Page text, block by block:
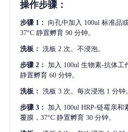
操作步骤：
步骤 1： 向孔中加入 100ul 标准品
37°C 静置孵育 90 分钟。
洗板： 洗板 2 次。不浸泡。
步骤 2： 加入 100ul 生物素-抗体工
静置孵育 60 分钟。
洗板： 洗板 3 次。每次浸泡 1 分钟
步骤 3： 加入 100ul HRP-链霉亲和
覆膜，37°C 静置孵育 30 分钟。